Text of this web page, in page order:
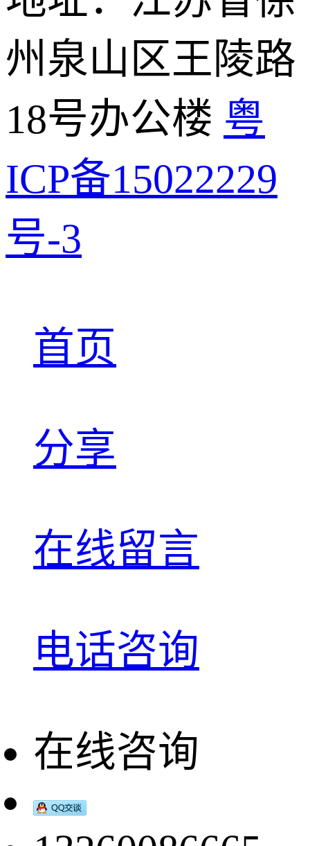
州泉山区王陵路
18号办公楼 粤
ICP备15022229
号-3
首页
分享
在线留言
电话咨询
在线咨询